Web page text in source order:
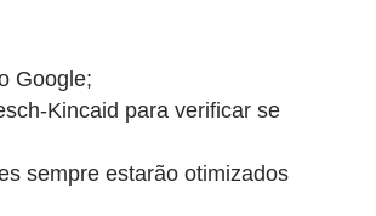
Google;
Kincaid para verificar se
sempre estarão otimizados